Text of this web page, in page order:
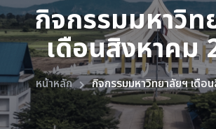
กิจกรรมมหาวิท
เดือนสิงหาคม
หน้าหลัก กิจกรรมมหาวิทยาลัยฯ เดือ